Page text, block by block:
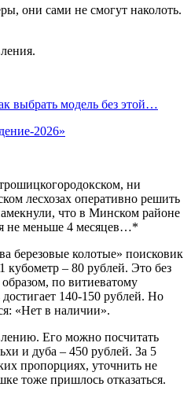
они сами не смогут наколоть.
выбрать модель без этой…
2026»
ни
лесхозах оперативно решить
что в Минском районе
не меньше 4 месяцев…*
березовые колотые» поисковик
кубометр – 80 рублей. Это без
по витиеватому
140-150 рублей. Но
«Нет в наличии».
Его можно посчитать
и дуба – 450 рублей. За 5
пропорциях, уточнить не
тоже пришлось отказаться.